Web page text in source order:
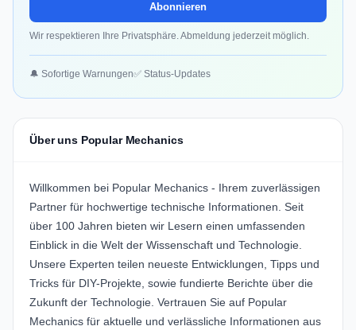
Abonnieren
Wir respektieren Ihre Privatsphäre. Abmeldung jederzeit möglich.
🔔 Sofortige Warnungen✅ Status-Updates
Über uns Popular Mechanics
Willkommen bei Popular Mechanics - Ihrem zuverlässigen
Partner für hochwertige technische Informationen. Seit
über 100 Jahren bieten wir Lesern einen umfassenden
Einblick in die Welt der Wissenschaft und Technologie.
Unsere Experten teilen neueste Entwicklungen, Tipps und
Tricks für DIY-Projekte, sowie fundierte Berichte über die
Zukunft der Technologie. Vertrauen Sie auf Popular
Mechanics für aktuelle und verlässliche Informationen aus